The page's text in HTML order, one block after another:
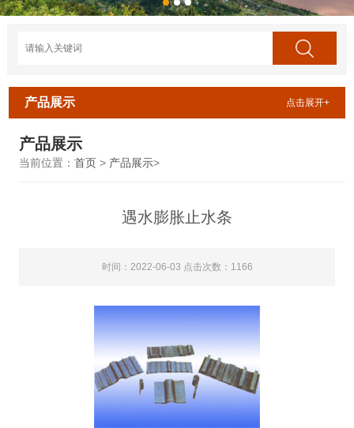
产品展示 点击展开+
产品展示
当前位置： 首页> 产品展示>
遇水膨胀止水条
时间：2022-06-03 点击次数：1166